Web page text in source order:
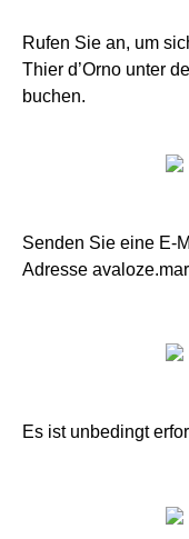
Rufen Sie an, um
Thier d’Orno unter
buchen.
Senden Sie eine E-
Adresse
Es ist unbedingt